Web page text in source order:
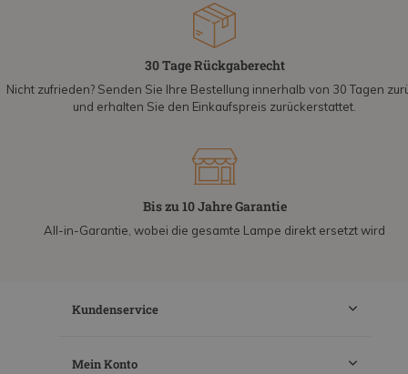
30 Tage Rückgaberecht
Nicht zufrieden? Senden Sie Ihre Bestellung innerhalb von 30 Tagen
und erhalten Sie den Einkaufspreis zurückerstattet.
Bis zu 10 Jahre Garantie
All-in-Garantie, wobei die gesamte Lampe direkt ersetzt wird
Kundenservice
Mein Konto